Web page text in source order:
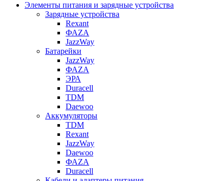
Элементы питания и зарядные устройства
Зарядные устройства
Rexant
ФАZА
JazzWay
Батарейки
JazzWay
ФАZА
ЭРА
Duracell
TDM
Daewoo
Аккумуляторы
TDM
Rexant
JazzWay
Daewoo
ФАZА
Duracell